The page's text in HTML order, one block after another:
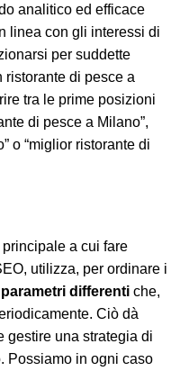
analitico ed efficace
linea con gli interessi di
per suddette
ristorante di pesce a
tra le prime posizioni
di pesce a Milano”,
o “miglior ristorante di
a cui fare
utilizza, per ordinare i
differenti che,
Ciò dà
gestire una strategia di
Possiamo in ogni caso